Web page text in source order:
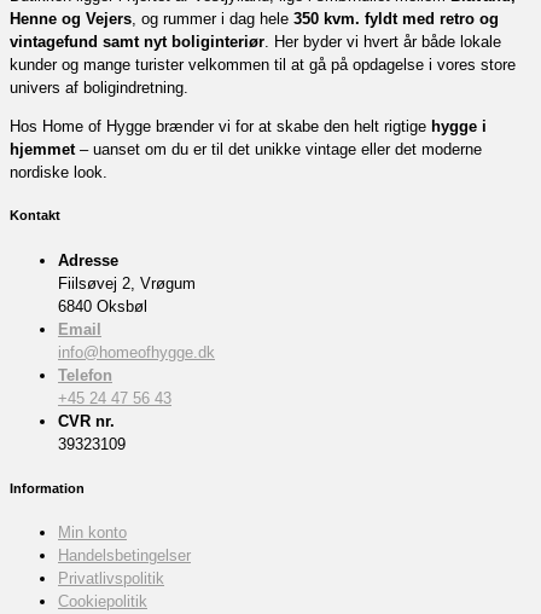
Henne og Vejers , og rummer i dag hele 350 kvm. fyldt med retro og
vintagefund samt nyt boliginteriør . Her byder vi hvert år både lokale
kunder og mange turister velkommen til at gå på opdagelse i vores store
univers af boligindretning.
Hos Home of Hygge brænder vi for at skabe den helt rigtige hygge i
hjemmet – uanset om du er til det unikke vintage eller det moderne
nordiske look.
Kontakt
Adresse
Fiilsøvej 2, Vrøgum
6840 Oksbøl
Email
info@homeofhygge.dk
Telefon
+45 24 47 56 43
CVR nr.
39323109
Information
Min konto
Handelsbetingelser
Privatlivspolitik
Cookiepolitik